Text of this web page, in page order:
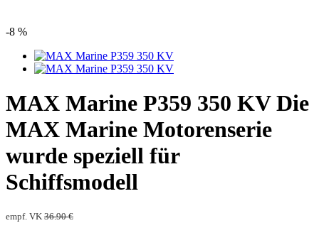
-8 %
MAX Marine P359 350 KV Die
MAX Marine Motorenserie
wurde speziell für
Schiffsmodell
empf. VK 36.90 €